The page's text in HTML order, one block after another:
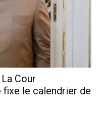
Cour
fixe le calendrier de